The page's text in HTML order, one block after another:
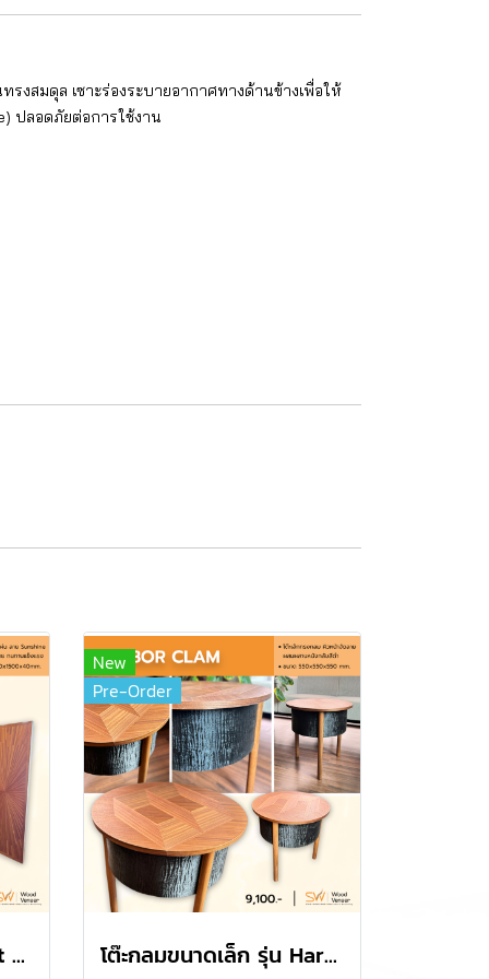
งสมดุล เซาะร่องระบายอากาศทางด้านข้างเพื่อให้
ปลอดภัยต่อการใช้งาน
ฉากกั้นห้อง รุ่น Radiant Sunburst
New
Pre-Order
โต๊ะกลมขนาดเล็ก รุ่น Harbor Clam